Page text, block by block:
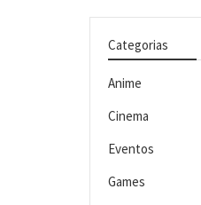
Categorias
Anime
Cinema
Eventos
Games